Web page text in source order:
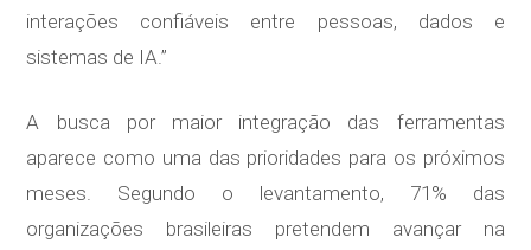
interações confiáveis entre pessoas, dados e
sistemas de IA.”
A busca por maior integração das ferramentas
aparece como uma das prioridades para os próximos
meses. Segundo o levantamento, 71% das
organizações brasileiras pretendem avançar na